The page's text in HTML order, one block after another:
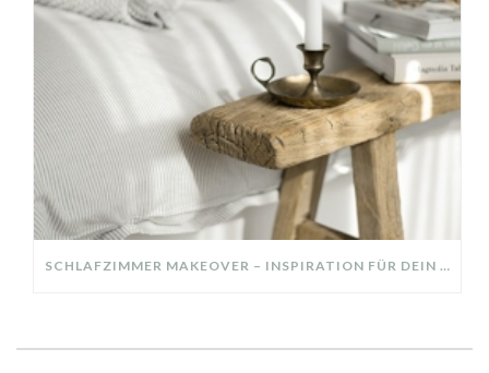
SCHLAFZIMMER MAKEOVER – INSPIRATION FÜR DEIN SCHLAFZIMMER: AUS ALT MACH NEU – HELL, GEMÜTLICH UND EINLADEND